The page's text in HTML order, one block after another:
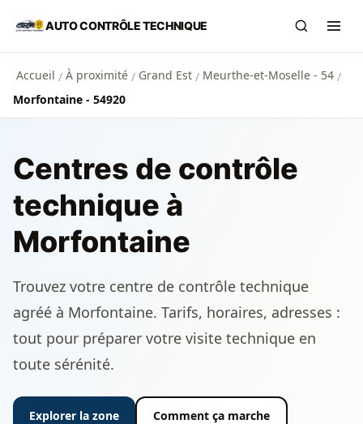
Aller au contenu principal
AUTO CONTRÔLE TECHNIQUE
Accueil / À proximité / Grand Est / Meurthe-et-Moselle - 54 /
Morfontaine - 54920
Centres de contrôle
technique à
Morfontaine
Trouvez votre centre de contrôle technique
agréé à Morfontaine. Tarifs, horaires, adresses :
tout pour préparer votre visite technique en
toute sérénité.
Explorer la zone Comment ça marche